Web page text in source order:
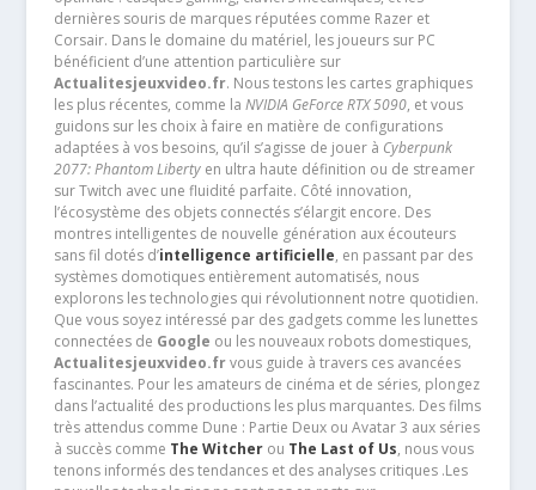
dernières souris de marques réputées comme Razer et
Corsair. Dans le domaine du matériel, les joueurs sur PC
bénéficient d’une attention particulière sur
Actualitesjeuxvideo.fr. Nous testons les cartes graphiques
les plus récentes, comme la NVIDIA GeForce RTX 5090, et vous
guidons sur les choix à faire en matière de configurations
adaptées à vos besoins, qu’il s’agisse de jouer à Cyberpunk
2077: Phantom Libertyen ultra haute définition ou de streamer
sur Twitch avec une fluidité parfaite. Côté innovation,
l’écosystème des objets connectés s’élargit encore. Des
montres intelligentes de nouvelle génération aux écouteurs
sans fil dotés d’intelligence artificielle, en passant par des
systèmes domotiques entièrement automatisés, nous
explorons les technologies qui révolutionnent notre quotidien.
Que vous soyez intéressé par des gadgets comme les lunettes
connectées de Google ou les nouveaux robots domestiques,
Actualitesjeuxvideo.frvous guide à travers ces avancées
fascinantes. Pour les amateurs de cinéma et de séries, plongez
dans l’actualité des productions les plus marquantes. Des films
très attendus comme Dune : Partie Deux ou Avatar 3 aux séries
à succès comme The Witcherou The Last of Us, nous vous
tenons informés des tendances et des analyses critiques .Les